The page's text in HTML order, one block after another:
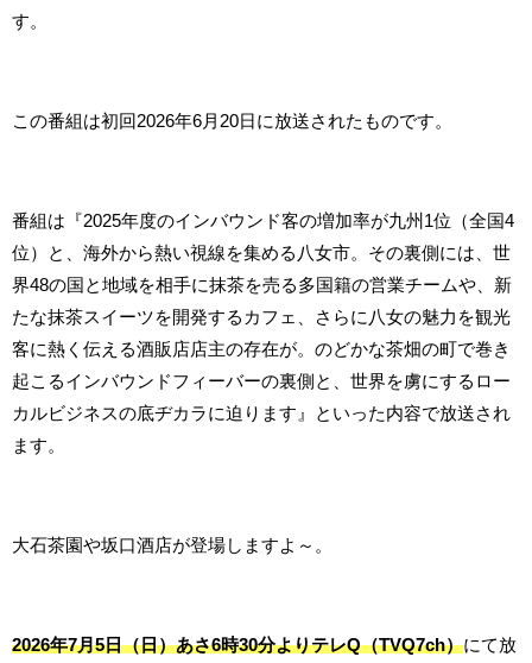
す。
この番組は初回2026年6月20日に放送されたものです。
番組は『2025年度のインバウンド客の増加率が九州1位（全国4
位）と、海外から熱い視線を集める八女市。その裏側には、世
界48の国と地域を相手に抹茶を売る多国籍の営業チームや、新
たな抹茶スイーツを開発するカフェ、さらに八女の魅力を観光
客に熱く伝える酒販店店主の存在が。のどかな茶畑の町で巻き
起こるインバウンドフィーバーの裏側と、世界を虜にするロー
カルビジネスの底ヂカラに迫ります』といった内容で放送され
ます。
大石茶園や坂口酒店が登場しますよ～。
2026年7月5日（日）あさ6時30分よりテレQ（TVQ7ch）にて放